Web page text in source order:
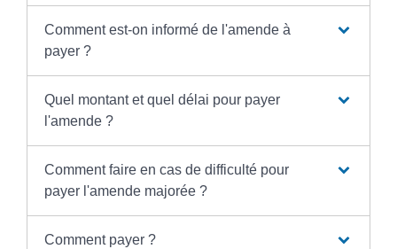
Comment est-on informé de l'amende à
payer ?
Quel montant et quel délai pour payer
l'amende ?
Comment faire en cas de difficulté pour
payer l'amende majorée ?
Comment payer ?